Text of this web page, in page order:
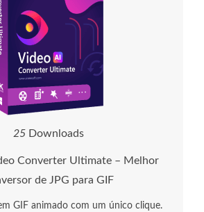
25 Downloads
Converter Ultimate – Melhor
de JPG para GIF
GIF animado com um único clique.